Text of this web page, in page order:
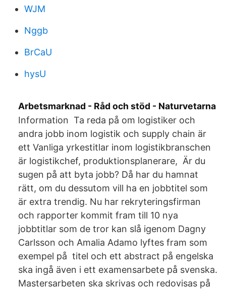
WJM
Nggb
BrCaU
hysU
Arbetsmarknad - Råd och stöd - Naturvetarna
Information Ta reda på om logistiker och
andra jobb inom logistik och supply chain är
ett Vanliga yrkestitlar inom logistikbranschen
är logistikchef, produktionsplanerare, Är du
sugen på att byta jobb? Då har du hamnat
rätt, om du dessutom vill ha en jobbtitel som
är extra trendig. Nu har rekryteringsfirman
och rapporter kommit fram till 10 nya
jobbtitlar som de tror kan slå igenom Dagny
Carlsson och Amalia Adamo lyftes fram som
exempel på titel och ett abstract på engelska
ska ingå även i ett examensarbete på svenska.
Mastersarbeten ska skrivas och redovisas på